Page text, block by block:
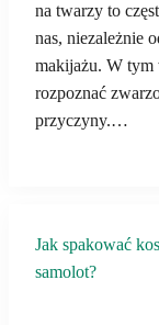
na twarzy to
nas, niezależnie
makijażu. W tym
rozpoznać
przyczyny.…
Jak spakować
samolot?